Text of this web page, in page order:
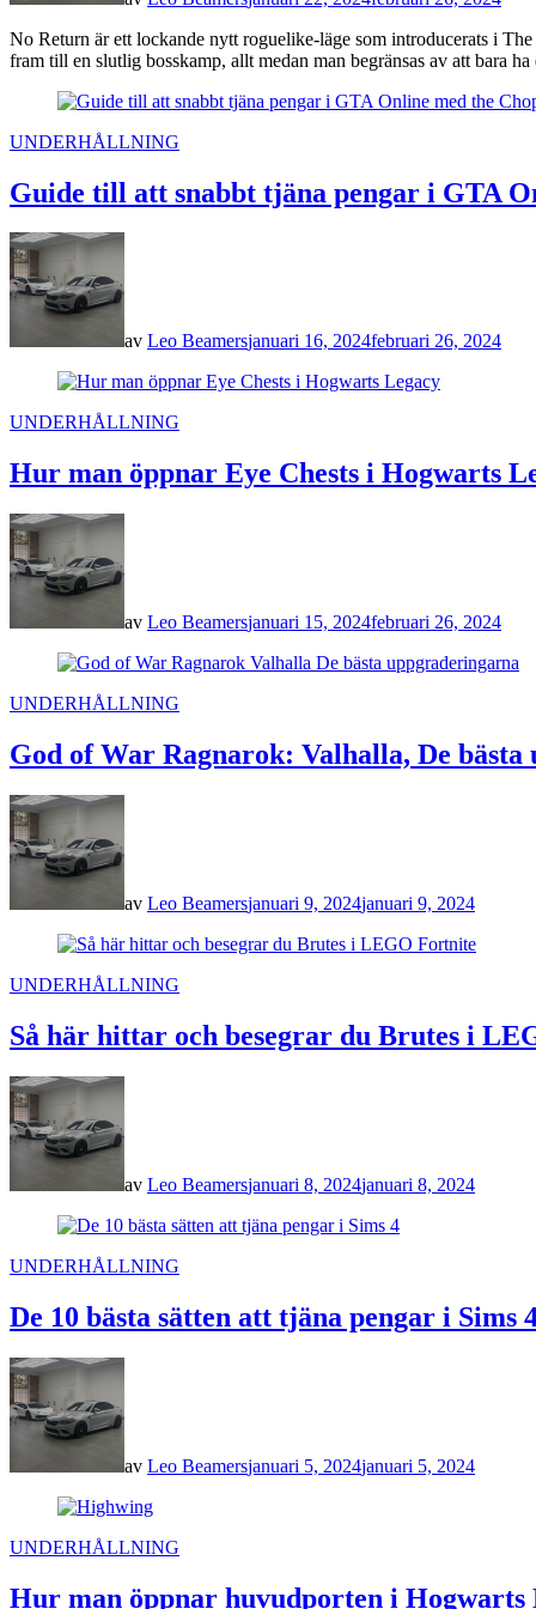
No Return är ett lockande nytt roguelike-läge som introducerats i
fram till en slutlig bosskamp, allt medan man begränsas av att bara
POSTED
UNDERHÅLLNING
Guide till att snabbt tjäna pengar i GTA
av Leo Beamersjanuari 16, 2024februari 26, 2024
POSTED
UNDERHÅLLNING
Hur man öppnar Eye Chests i Hogwarts
av Leo Beamersjanuari 15, 2024februari 26, 2024
POSTED
UNDERHÅLLNING
God of War Ragnarok: Valhalla, De
av Leo Beamersjanuari 9, 2024januari 9, 2024
POSTED
UNDERHÅLLNING
Så här hittar och besegrar du Brutes i
av Leo Beamersjanuari 8, 2024januari 8, 2024
POSTED
UNDERHÅLLNING
De 10 bästa sätten att tjäna pengar i Sims
av Leo Beamersjanuari 5, 2024januari 5, 2024
POSTED
UNDERHÅLLNING
Hur man öppnar huvudporten i Hogwarts